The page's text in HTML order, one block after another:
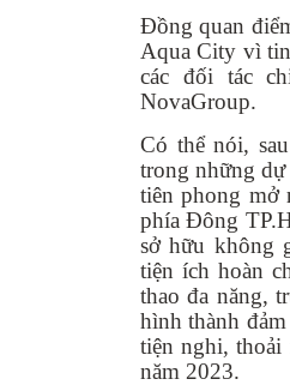
Đồng quan
Aqua City vì
các đối tác
NovaGroup.
Có thể nói,
trong những dự
tiên phong mở
phía Đông
sở hữu không
tiện ích hoàn
thao đa năng,
hình thành
tiện nghi,
năm 2023.